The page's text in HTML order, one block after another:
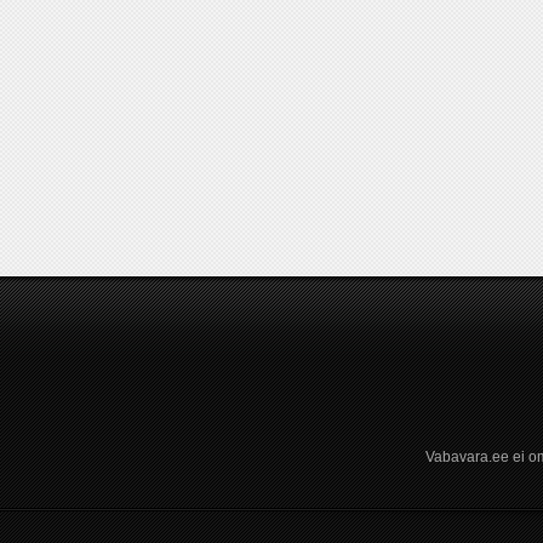
Vabavara.ee ei